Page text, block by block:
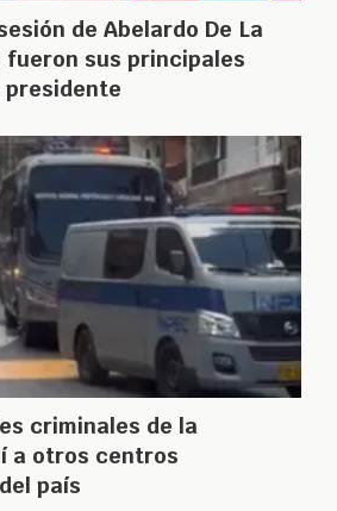
de Abelardo De La
fueron sus principales
presidente
criminales de la
a otros centros
país